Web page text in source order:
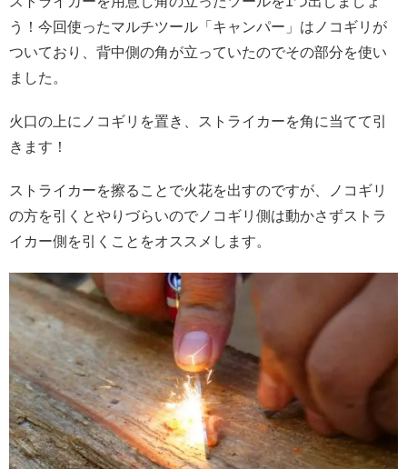
う！今回使ったマルチツール「キャンパー」はノコギリが
ついており、背中側の角が立っていたのでその部分を使い
ました。
火口の上にノコギリを置き、ストライカーを角に当てて引
きます！
ストライカーを擦ることで火花を出すのですが、ノコギリ
の方を引くとやりづらいのでノコギリ側は動かさずストラ
イカー側を引くことをオススメします。